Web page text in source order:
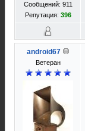
Сообщений: 911
Репутация: 396
android67
Ветеран